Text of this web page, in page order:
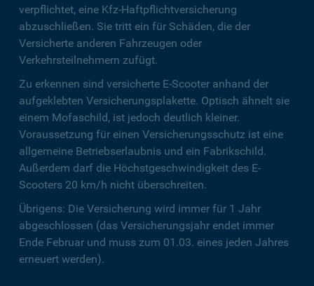
verpflichtet, eine Kfz-Haftpflichtversicherung
abzuschließen. Sie tritt ein für Schäden, die der
Versicherte anderen Fahrzeugen oder
Verkehrsteilnehmern zufügt.
Zu erkennen sind versicherte E-Scooter anhand der
aufgeklebten Versicherungsplakette. Optisch ähnelt sie
einem Mofaschild, ist jedoch deutlich kleiner.
Voraussetzung für einen Versicherungsschutz ist eine
allgemeine Betriebserlaubnis und ein Fabrikschild.
Außerdem darf die Höchstgeschwindigkeit des E-
Scooters 20 km/h nicht überschreiten.
Übrigens: Die Versicherung wird immer für 1 Jahr
abgeschlossen (das Versicherungsjahr endet immer
Ende Februar und muss zum 01.03. eines jeden Jahres
erneuert werden).